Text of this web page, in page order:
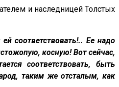
и наследницей Толстых
соответствовать!.. Ее надо
косную! Вот сейчас,
соответствовать, быть
таким же отсталым, как